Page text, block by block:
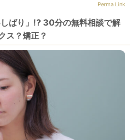
Perma Link
ばり」!? 30分の無料相談で解
ス？矯正？